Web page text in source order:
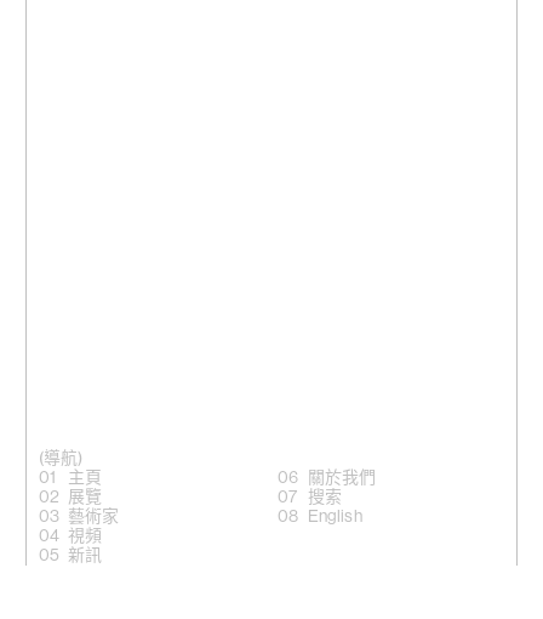
(導航)
主頁
展覽
藝術家
視頻
新訊
關於我們
搜索
English